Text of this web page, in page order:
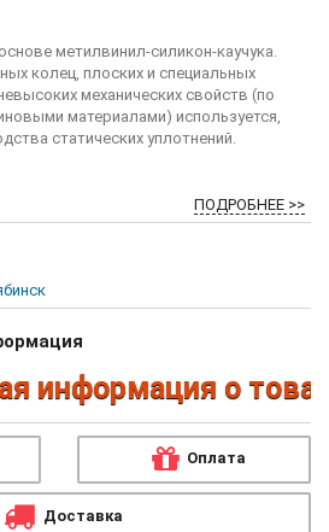
метилвинил-силикон-каучука.
колец, плоских и специальных
механических свойств (по
материалами) используется,
статических уплотнений.
ПОДРОБНЕЕ >>
информация о
Оплата
Доставка